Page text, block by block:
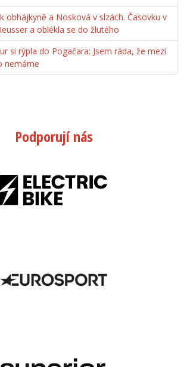
obhájkyně a Nosková v slzách. Časovku v
a oblékla se do žlutého
si rýpla do Pogačara: Jsem ráda, že mezi
nemáme
Podporují nás